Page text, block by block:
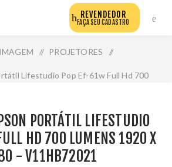
REVENDEDOR
FAÇA SEU CADASTRO
IMAGEM / PROJETORES /
Lifestudio Pop Ef-61w Full Hd 700
PORTÁTIL LIFESTUDIO
HD 700 LUMENS 1920 X
- V11HB72021